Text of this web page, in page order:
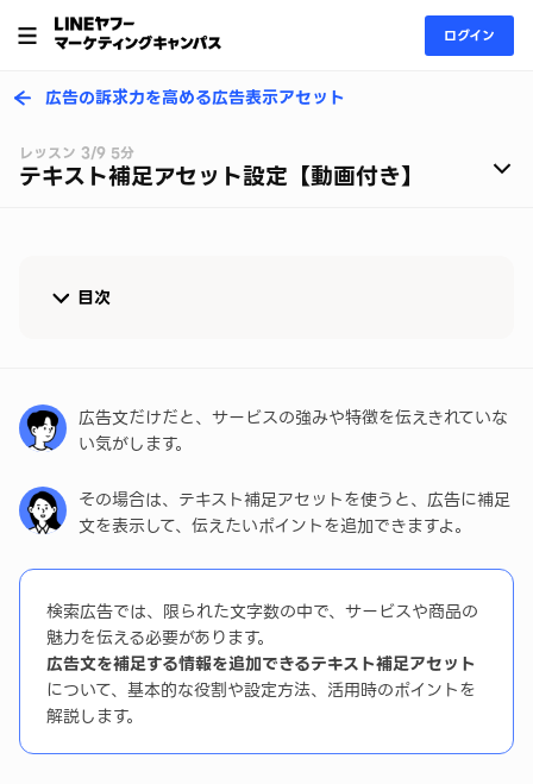
ログイン
広告の訴求力を高める広告表示アセット
レッスン 3/9 5分
テキスト補足アセット設定【動画付き】
目次
テキスト補足アセット設定のポイント
まとめ
広告文だけだと、サービスの強みや特徴を伝えきれていな
い気がします。
その場合は、テキスト補足アセットを使うと、広告に補足
文を表示して、伝えたいポイントを追加できますよ。
検索広告では、限られた文字数の中で、サービスや商品の
魅力を伝える必要があります。
広告文を補足する情報を追加できるテキスト補足アセット
について、基本的な役割や設定方法、活用時のポイントを
解説します。